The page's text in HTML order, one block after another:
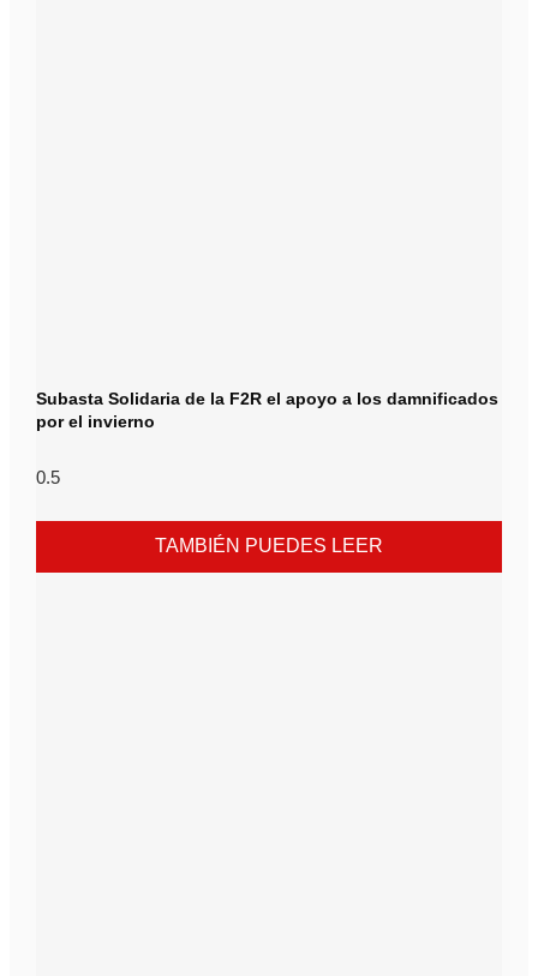
Subasta Solidaria de la F2R el apoyo a los damnificados
por el invierno
TAMBIÉN PUEDES LEER